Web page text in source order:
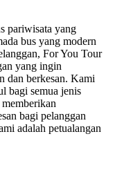
pariwisata yang
bus yang modern
For You Tour
yang ingin
dan berkesan. Kami
bagi semua jenis
bagi pelanggan
adalah petualangan